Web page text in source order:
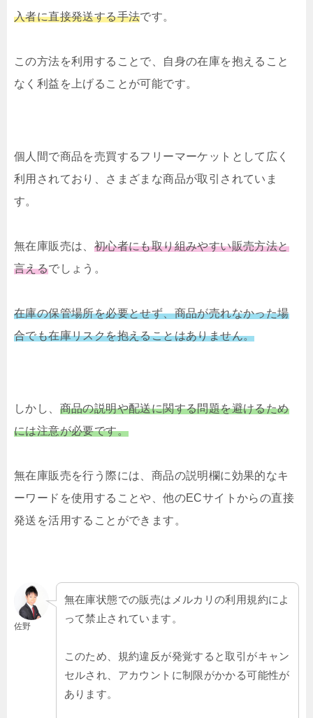
入者に直接発送する手法です。
この方法を利用することで、自身の在庫を抱えること
なく利益を上げることが可能です。
個人間で商品を売買するフリーマーケットとして広く
利用されており、さまざまな商品が取引されていま
す。
無在庫販売は、 初心者にも取り組みやすい販売方法と
言えるでしょう。
在庫の保管場所を必要とせず、商品が売れなかった場
合でも在庫リスクを抱えることはありません。
しかし、 商品の説明や配送に関する問題を避けるため
には注意が必要です。
無在庫販売を行う際には、商品の説明欄に効果的なキ
ーワードを使用することや、他のECサイトからの直接
発送を活用することができます。
佐野
無在庫状態での販売はメルカリの利用規約によ
って禁止されています。
このため、規約違反が発覚すると取引がキャン
セルされ、アカウントに制限がかかる可能性が
あります。